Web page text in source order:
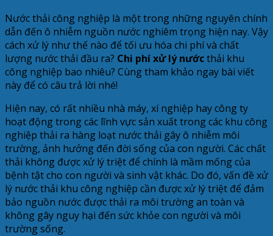
Nước thải công nghiệp là một trong những nguyên chính
dẫn đến ô nhiễm nguồn nước nghiêm trọng hiện nay. Vậy
cách xử lý như thế nào để tối ưu hóa chi phí và chất
lượng nước thải đầu ra? Chi phí xử lý nướcthải khu
công nghiệp bao nhiêu? Cùng tham khảo ngay bài viết
này để có câu trả lời nhé!
Hiện nay, có rất nhiều nhà máy, xí nghiệp hay công ty
hoạt động trong các lĩnh vực sản xuất trong các khu công
nghiệp thải ra hàng loạt nước thải gây ô nhiễm môi
trường, ảnh hưởng đến đời sống của con người. Các chất
thải không được xử lý triệt để chính là mầm mống của
bệnh tật cho con người và sinh vật khác. Do đó, vấn đề xử
lý nước thải khu công nghiệp cần được xử lý triệt để đảm
bảo nguồn nước được thải ra môi trường an toàn và
không gây nguy hại đến sức khỏe con người và môi
trường sống.